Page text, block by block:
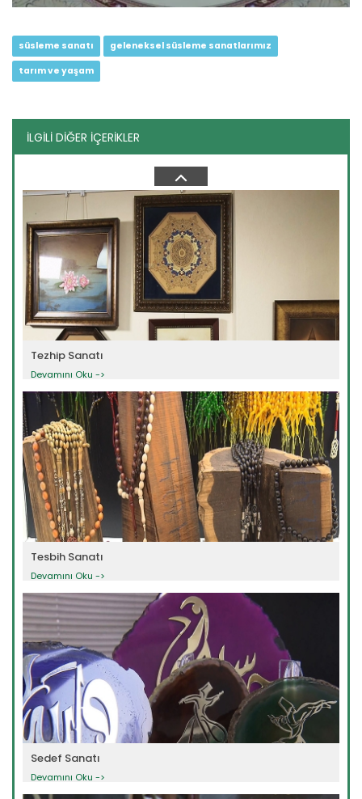
süsleme sanatı geleneksel süsleme sanatlarımız
tarım ve yaşam
İLGİLİ DİĞER İÇERİKLER
Keşan Bezi
Tezhip Sanatı
Devamını Oku ->
Tesbih Sanatı
Devamını Oku ->
Sedef Sanatı
Devamını Oku ->